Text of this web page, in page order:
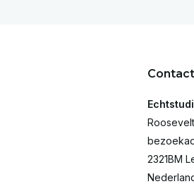
Contact
2321BM